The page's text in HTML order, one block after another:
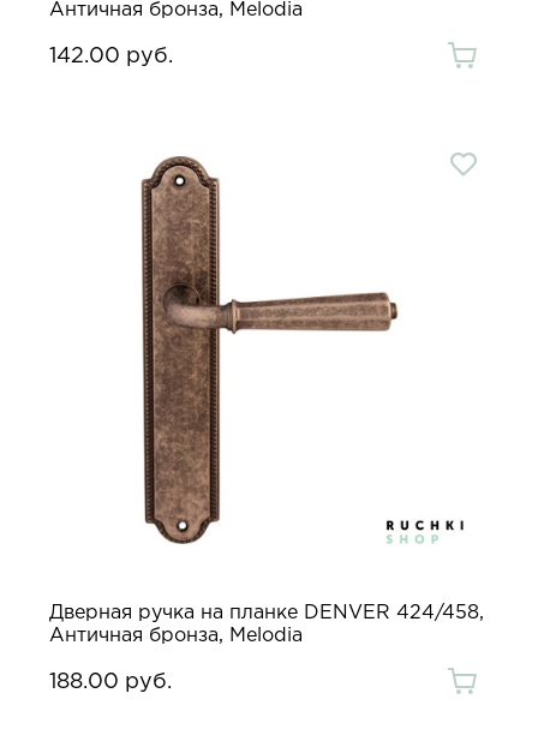
Античная бронза, Melodia
142.00 руб.
Дверная ручка на планке DENVER 424/458,
Античная бронза, Melodia
188.00 руб.